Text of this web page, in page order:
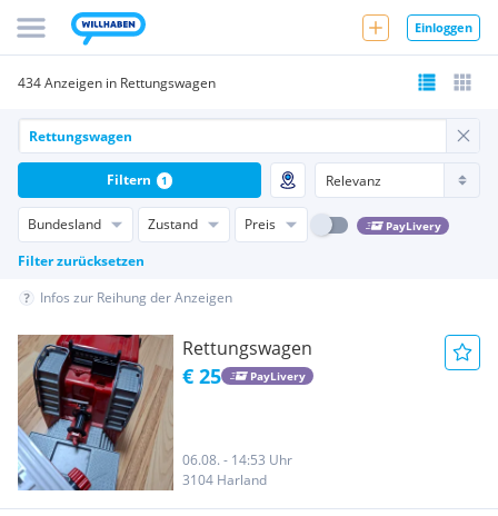
Einloggen
434 Anzeigen in Rettungswagen
Bundesland Zustand Preis PayLivery
Filter zurücksetzen
Filtern 1
Infos zur Reihung der Anzeigen
Rettungswagen
€ 25 PayLivery
06.08. - 14:53 Uhr
3104 Harland